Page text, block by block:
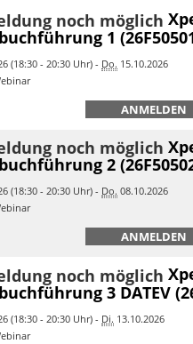
1
(18:30 - 20:30 Uhr) - Do. 15.10.2026
ANMELDEN
2
(18:30 - 20:30 Uhr) - Do. 08.10.2026
ANMELDEN
3 DATEV
(18:30 - 20:30 Uhr) - Di. 13.10.2026